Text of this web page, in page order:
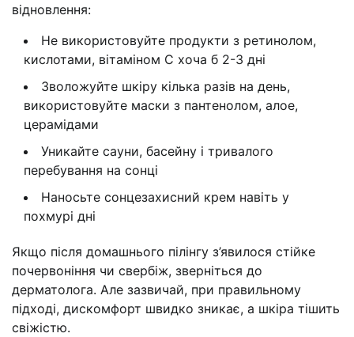
відновлення:
Не використовуйте продукти з ретинолом,
кислотами, вітаміном С хоча б 2-3 дні
Зволожуйте шкіру кілька разів на день,
використовуйте маски з пантенолом, алое,
церамідами
Уникайте сауни, басейну і тривалого
перебування на сонці
Наносьте сонцезахисний крем навіть у
похмурі дні
Якщо після домашнього пілінгу з’явилося стійке
почервоніння чи свербіж, зверніться до
дерматолога. Але зазвичай, при правильному
підході, дискомфорт швидко зникає, а шкіра тішить
свіжістю.